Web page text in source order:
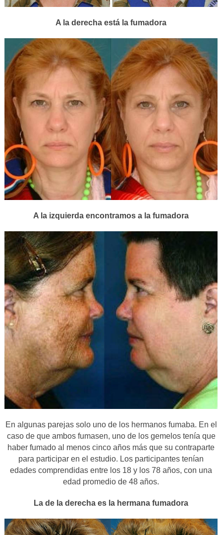
A la derecha está la fumadora
A la izquierda encontramos a la fumadora
En algunas parejas solo uno de los hermanos fumaba. En el
caso de que ambos fumasen, uno de los gemelos tenía que
haber fumado al menos cinco años más que su contraparte
para participar en el estudio. Los participantes tenían
edades comprendidas entre los 18 y los 78 años, con una
edad promedio de 48 años.
La de la derecha es la hermana fumadora